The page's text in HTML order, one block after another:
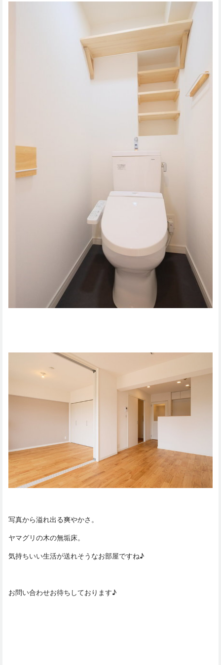
写真から溢れ出る爽やかさ。
ヤマグリの木の無垢床。
気持ちいい生活が送れそうなお部屋ですね♪
お問い合わせお待ちしております♪